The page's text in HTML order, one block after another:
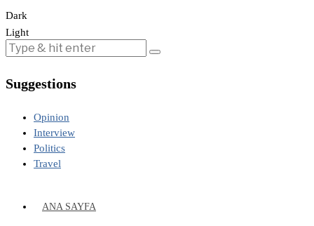
Dark
Light
Suggestions
Opinion
Interview
Politics
Travel
ANA SAYFA